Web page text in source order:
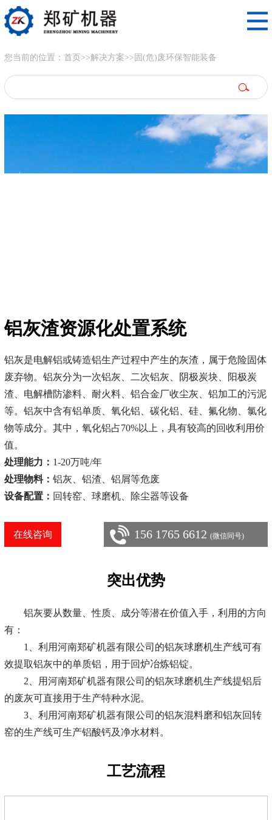
您当前的位置： 首页 >>解决方案>> 固(危)废环保智能装备
铝灰渣资源化处置系统
铝灰是电解铝或铸造铝生产过程中产生的灰渣，属于危险固体
废弃物。铝灰分为一次铝灰、二次铝灰、阴极炭块、阳极炭
渣、电解槽防渗料、耐火料、铝合金厂收尘灰、铝加工的污泥
等。铝灰中含有铝单质、氧化铝、碳化铝、硅、氟化物、氯化
物等成分。其中，氧化铝占70%以上，具有较高的回收利用价
值。
处理能力： 1-20万吨/年
处理物料： 铝灰、铝渣、铝屑等危废
设备配置： 回转窑、球磨机、除尘器等设备
在线咨询 156 1765 6612(微信同号)
突出优势
铝灰要从数量、性质、成分等潜在价值入手，利用的方向
有：
1、利用河南郑矿机器有限公司的铝灰球磨机生产线可有
效提取铝灰中的单质铝，用于回炉冶炼铝锭。
2、用河南郑矿机器有限公司的铝灰球磨机生产线提铝后
的废灰可直接用于生产特种水泥。
3、利用河南郑矿机器有限公司的铝灰混料磨和铝灰回转
窑的生产线可生产铝酸钙及净水材料。
工艺流程